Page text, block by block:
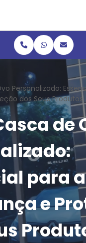
Personalizado:
dos Seus Produtos
de
para a
e